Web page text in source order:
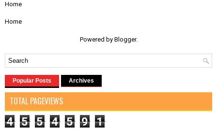
Home
Home
Powered by Blogger.
Popular Posts Archives
TOTAL PAGEVIEWS
4 5 5 4 5 9 1